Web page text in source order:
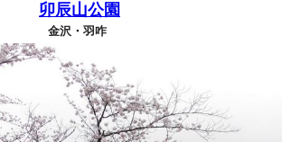
卯辰山公園
金沢・羽咋